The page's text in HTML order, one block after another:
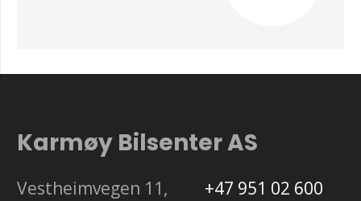
Karmøy Bilsenter AS
Vestheimvegen 11,
+47 951 02 600